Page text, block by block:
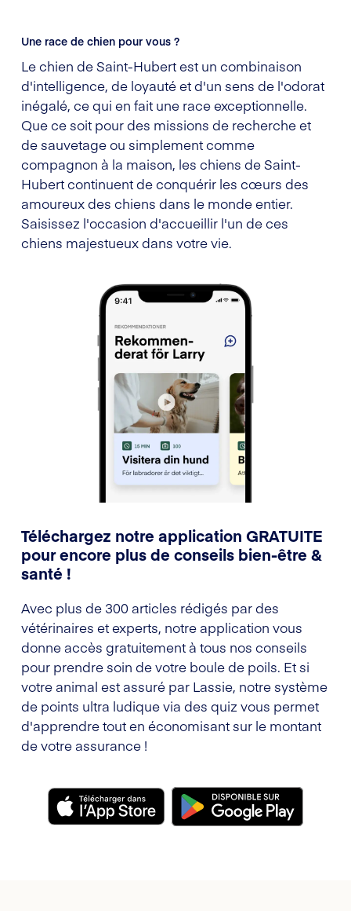
Une race de chien pour vous ?
Le chien de Saint-Hubert est un combinaison
d'intelligence, de loyauté et d'un sens de l'odorat
inégalé, ce qui en fait une race exceptionnelle.
Que ce soit pour des missions de recherche et
de sauvetage ou simplement comme
compagnon à la maison, les chiens de Saint-
Hubert continuent de conquérir les cœurs des
amoureux des chiens dans le monde entier.
Saisissez l'occasion d'accueillir l'un de ces
chiens majestueux dans votre vie.
Téléchargez notre application GRATUITE
pour encore plus de conseils bien-être &
santé !
Avec plus de 300 articles rédigés par des
vétérinaires et experts, notre application vous
donne accès gratuitement à tous nos conseils
pour prendre soin de votre boule de poils. Et si
votre animal est assuré par Lassie, notre système
de points ultra ludique via des quiz vous permet
d'apprendre tout en économisant sur le montant
de votre assurance !